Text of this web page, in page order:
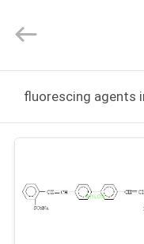
CASA.
PRODOTTI
VIDEO
COMPANY
LIMITED.
Reserved.
fluorescing agents